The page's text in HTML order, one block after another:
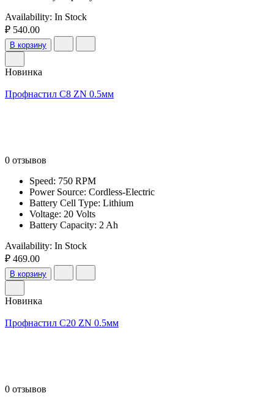
Availability: In Stock
₽ 540.00
В корзину
Новинка
Профнастил С8 ZN 0.5мм
0 отзывов
Speed: 750 RPM
Power Source: Cordless-Electric
Battery Cell Type: Lithium
Voltage: 20 Volts
Battery Capacity: 2 Ah
Availability: In Stock
₽ 469.00
В корзину
Новинка
Профнастил С20 ZN 0.5мм
0 отзывов